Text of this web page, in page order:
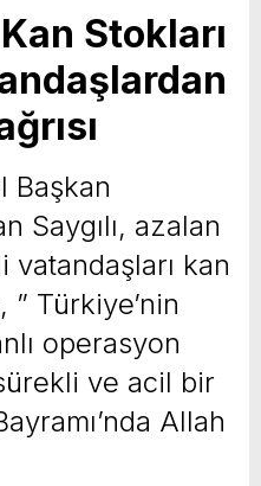
Stokları
Başkan
Saygılı, azalan
vatandaşları kan
” Türkiye’nin
operasyon
ve acil bir
Allah